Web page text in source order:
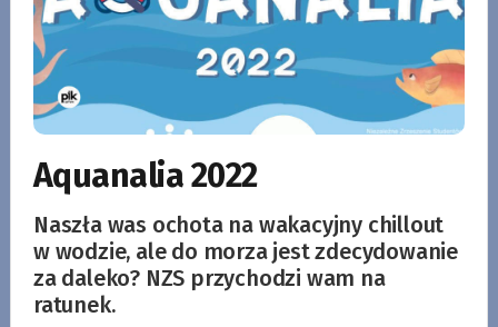
Aquanalia 2022
Naszła was ochota na wakacyjny chillout
w wodzie, ale do morza jest zdecydowanie
za daleko? NZS przychodzi wam na
ratunek.